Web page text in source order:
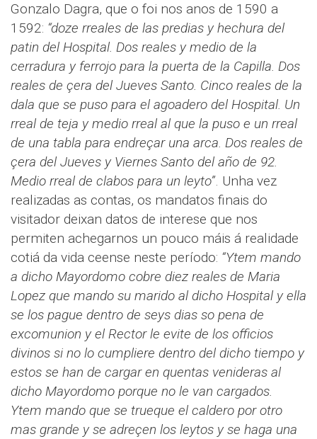
Gonzalo Dagra, que o foi nos anos de 1590 a
1592: “doze rreales de las predias y hechura del
patin del Hospital. Dos reales y medio de la
cerradura y ferrojo para la puerta de la Capilla. Dos
reales de çera del Jueves Santo. Cinco reales de la
dala que se puso para el agoadero del Hospital. Un
rreal de teja y medio rreal al que la puso e un rreal
de una tabla para endreçar una arca. Dos reales de
çera del Jueves y Viernes Santo del año de 92.
Medio rreal de clabos para un leyto”. Unha vez
realizadas as contas, os mandatos finais do
visitador deixan datos de interese que nos
permiten achegarnos un pouco máis á realidade
cotiá da vida ceense neste período: “Ytem mando
a dicho Mayordomo cobre diez reales de Maria
Lopez que mando su marido al dicho Hospital y ella
se los pague dentro de seys dias so pena de
excomunion y el Rector le evite de los officios
divinos si no lo cumpliere dentro del dicho tiempo y
estos se han de cargar en quentas venideras al
dicho Mayordomo porque no le van cargados.
Ytem mando que se trueque el caldero por otro
mas grande y se adreçen los leytos y se haga una